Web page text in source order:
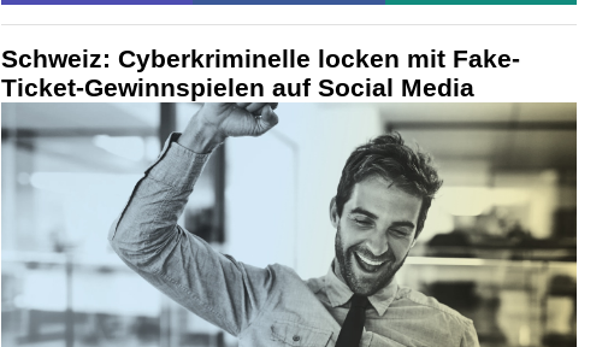
Schweiz: Cyberkriminelle locken mit Fake-
Ticket-Gewinnspielen auf Social Media